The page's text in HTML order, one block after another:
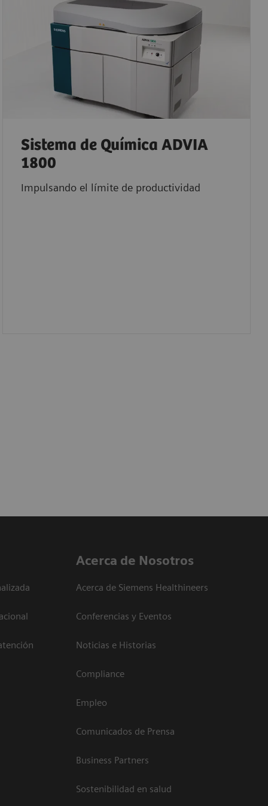
Sistema de Química ADVIA
1800
Impulsando el límite de productividad
Acerca de Nosotros
Acerca de Siemens Healthineers
Conferencias y Eventos
Noticias e Historias
Compliance
Empleo
Comunicados de Prensa
Business Partners
Sostenibilidad en salud